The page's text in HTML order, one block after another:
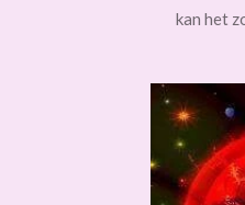
kan het